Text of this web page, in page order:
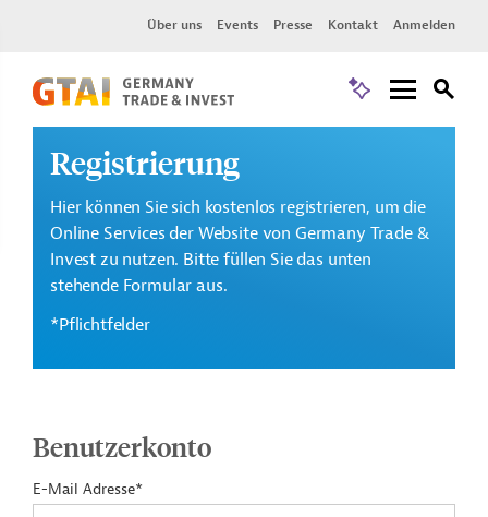
Über uns Events Presse Kontakt Anmelden
Registrierung
Hier können Sie sich kostenlos registrieren, um die
Online Services der Website von Germany Trade &
Invest zu nutzen. Bitte füllen Sie das unten
stehende Formular aus.
*Pflichtfelder
Benutzerkonto
E-Mail Adresse*